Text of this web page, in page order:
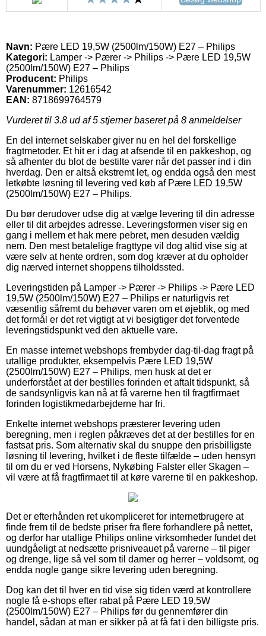
Navn: Pære LED 19,5W (2500lm/150W) E27 – Philips
Kategori: Lamper -> Pærer -> Philips -> Pære LED 19,5W
(2500lm/150W) E27 – Philips
Producent: Philips
Varenummer: 12616542
EAN: 8718699764579
Vurderet til 3.8 ud af 5 stjerner baseret på 8 anmeldelser
En del internet selskaber giver nu en hel del forskellige
fragtmetoder. Et hit er i dag at afsende til en pakkeshop, og
så afhenter du blot de bestilte varer når det passer ind i din
hverdag. Den er altså ekstremt let, og endda også den mest
letkøbte løsning til levering ved køb af Pære LED 19,5W
(2500lm/150W) E27 – Philips.
Du bør derudover udse dig at vælge levering til din adresse
eller til dit arbejdes adresse. Leveringsformen viser sig en
gang i mellem et hak mere pebret, men desuden vældig
nem. Den mest betalelige fragttype vil dog altid vise sig at
være selv at hente ordren, som dog kræver at du opholder
dig nærved internet shoppens tilholdssted.
Leveringstiden på Lamper -> Pærer -> Philips -> Pære LED
19,5W (2500lm/150W) E27 – Philips er naturligvis ret
væsentlig såfremt du behøver varen om et øjeblik, og med
det formål er det ret vigtigt at vi besigtiger det forventede
leveringstidspunkt ved den aktuelle vare.
En masse internet webshops frembyder dag-til-dag fragt på
utallige produkter, eksempelvis Pære LED 19,5W
(2500lm/150W) E27 – Philips, men husk at det er
underforstået at der bestilles forinden et aftalt tidspunkt, så
de sandsynligvis kan nå at få varerne hen til fragtfirmaet
forinden logistikmedarbejderne har fri.
Enkelte internet webshops præsterer levering uden
beregning, men i reglen påkræves det at der bestilles for en
fastsat pris. Som alternativ skal du snuppe den prisbilligste
løsning til levering, hvilket i de fleste tilfælde – uden hensyn
til om du er ved Horsens, Nykøbing Falster eller Skagen –
vil være at få fragtfirmaet til at køre varerne til en pakkeshop.
Det er efterhånden ret ukompliceret for internetbrugere at
finde frem til de bedste priser fra flere forhandlere på nettet,
og derfor har utallige Philips online virksomheder fundet det
uundgåeligt at nedsætte prisniveauet på varerne – til piger
og drenge, lige så vel som til damer og herrer – voldsomt, og
endda nogle gange sikre levering uden beregning.
Dog kan det til hver en tid vise sig tiden værd at kontrollere
nogle få e-shops efter rabat på Pære LED 19,5W
(2500lm/150W) E27 – Philips før du gennemfører din
handel, sådan at man er sikker på at få fat i den billigste pris.